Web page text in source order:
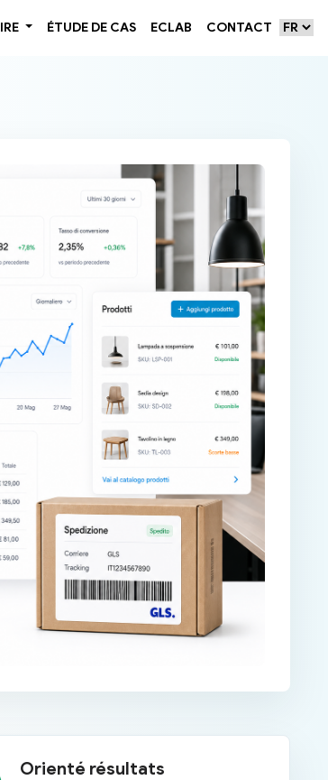
ÉTUDE DE CAS ECLAB CONTACT
Orienté résultats